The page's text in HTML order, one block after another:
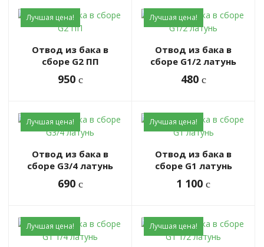
Лучшая цена!
Отвод из бака в
сборе G2 ПП
950 c
Лучшая цена!
Отвод из бака в
сборе G1/2 латунь
480 c
Лучшая цена!
Отвод из бака в
сборе G3/4 латунь
690 c
Лучшая цена!
Отвод из бака в
сборе G1 латунь
1 100 c
Лучшая цена! Лучшая цена!